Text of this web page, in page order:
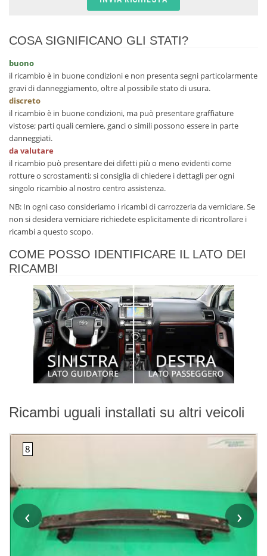
COSA SIGNIFICANO GLI STATI?
buono
il ricambio è in buone condizioni e non presenta segni particolarmente
gravi di danneggiamento, oltre al possibile stato di usura.
discreto
il ricambio è in buone condizioni, ma può presentare graffiature
vistose; parti quali cerniere, ganci o simili possono essere in parte
danneggiati.
da valutare
il ricambio può presentare dei difetti più o meno evidenti come
rotture o scrostamenti; si consiglia di chiedere i dettagli per ogni
singolo ricambio al nostro centro assistenza.
NB: In ogni caso consideriamo i ricambi di carrozzeria da verniciare. Se
non si desidera verniciare richiedete esplicitamente di ricontrollare i
ricambi a questo scopo.
COME POSSO IDENTIFICARE IL LATO DEI
RICAMBI
Ricambi uguali installati su altri veicoli
‹ ›